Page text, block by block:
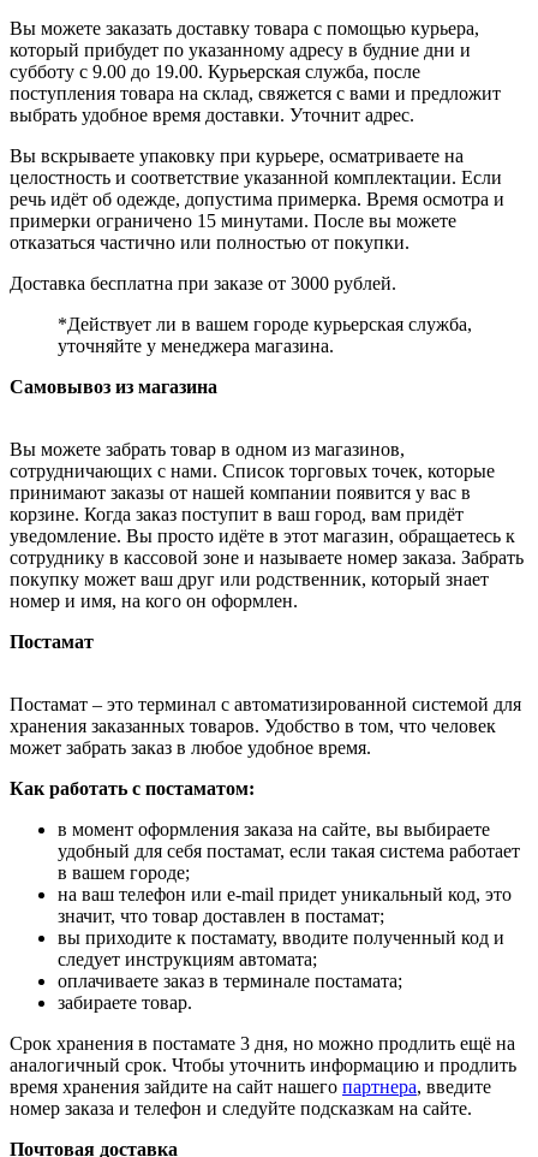
Вы можете заказать доставку товара с помощью курьера,
который прибудет по указанному адресу в будние дни и
субботу с 9.00 до 19.00. Курьерская служба, после
поступления товара на склад, свяжется с вами и предложит
выбрать удобное время доставки. Уточнит адрес.
Вы вскрываете упаковку при курьере, осматриваете на
целостность и соответствие указанной комплектации. Если
речь идёт об одежде, допустима примерка. Время осмотра и
примерки ограничено 15 минутами. После вы можете
отказаться частично или полностью от покупки.
Доставка бесплатна при заказе от 3000 рублей.
*Действует ли в вашем городе курьерская служба,
уточняйте у менеджера магазина.
Самовывоз из магазина
Вы можете забрать товар в одном из магазинов,
сотрудничающих с нами. Список торговых точек, которые
принимают заказы от нашей компании появится у вас в
корзине. Когда заказ поступит в ваш город, вам придёт
уведомление. Вы просто идёте в этот магазин, обращаетесь к
сотруднику в кассовой зоне и называете номер заказа. Забрать
покупку может ваш друг или родственник, который знает
номер и имя, на кого он оформлен.
Постамат
Постамат – это терминал с автоматизированной системой для
хранения заказанных товаров. Удобство в том, что человек
может забрать заказ в любое удобное время.
Как работать с постаматом:
в момент оформления заказа на сайте, вы выбираете
удобный для себя постамат, если такая система работает
в вашем городе;
на ваш телефон или e-mail придет уникальный код, это
значит, что товар доставлен в постамат;
вы приходите к постамату, вводите полученный код и
следует инструкциям автомата;
оплачиваете заказ в терминале постамата;
забираете товар.
Срок хранения в постамате 3 дня, но можно продлить ещё на
аналогичный срок. Чтобы уточнить информацию и продлить
время хранения зайдите на сайт нашего партнера, введите
номер заказа и телефон и следуйте подсказкам на сайте.
Почтовая доставка